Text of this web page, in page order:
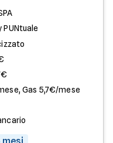
PUNtuale
Gas 5,7€/mese